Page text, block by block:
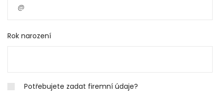
Rok narození
Potřebujete zadat firemní údaje?